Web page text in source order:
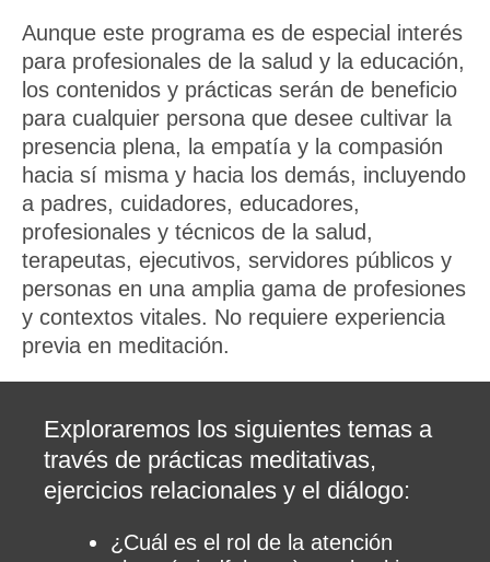
Aunque este programa es de especial interés
para profesionales de la salud y la educación,
los contenidos y prácticas serán de beneficio
para cualquier persona que desee cultivar la
presencia plena, la empatía y la compasión
hacia sí misma y hacia los demás, incluyendo
a padres, cuidadores, educadores,
profesionales y técnicos de la salud,
terapeutas, ejecutivos, servidores públicos y
personas en una amplia gama de profesiones
y contextos vitales. No requiere experiencia
previa en meditación.
Exploraremos los siguientes temas a
través de prácticas meditativas,
ejercicios relacionales y el diálogo:
¿Cuál es el rol de la atención